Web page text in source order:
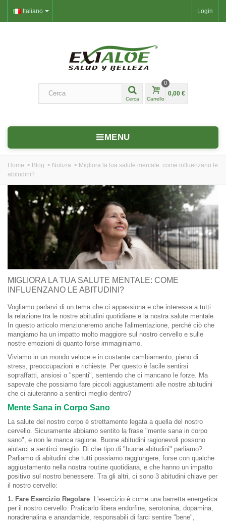
Login
Italiano
Cerca Carrello
0
0,00 €
MENU
Home > Blog > Notizia > Migliora la tua salute mentale: come influenzano le
abitudini?
MIGLIORA LA TUA SALUTE MENTALE: COME
INFLUENZANO LE ABITUDINI?
Vogliamo parlarvi di un tema che ci appassiona e che interessa a tutti:
la relazione tra le nostre abitudini quotidiane e la nostra salute mentale.
In questo articolo menzioneremo anche l'alimentazione, perché ciò che
mangiamo ha un impatto molto maggiore sul nostro cervello e sulle
nostre emozioni di quanto forse immaginiamo.
Viviamo in un mondo veloce e in costante cambiamento, pieno di
stress, preoccupazioni e richieste. Per questo è facile sentirsi
sopraffatti, ansiosi o "spenti", sentendo che ci mancano le forze. Ma
sapevate che possiamo fare piccoli aggiustamenti alle nostre abitudini
che ci aiuteranno a sentirci meglio dentro?
Mente Sana in Corpo Sano
La salute del nostro corpo è strettamente legata a quella del nostro
cervello. Sicuramente abbiamo sentito la frase "mente sana in corpo
sano", e non le manca ragione. Buone abitudini ragionevoli possono
aiutarci a sentirci meglio. Di che tipo di "buone abitudini" parliamo?
Parliamo di abitudini che tutti possiamo raggiungere, forse con qualche
aggiustamento nella nostra routine quotidiana, e che hanno un impatto
positivo sul nostro benessere. Tra gli altri, ci sono 3 abitudini chiave per
il nostro cervello:
1. Fare Esercizio Regolare: L'esercizio è come una barretta energetica
per il nostro cervello. Praticarlo libera endorfine, serotonina, dopamina,
noradrenalina e anandamide, responsabili di farci sentire "bene",